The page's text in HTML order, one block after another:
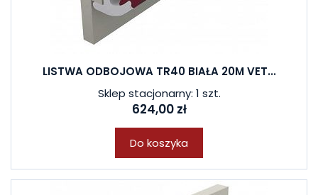
LISTWA ODBOJOWA TR40 BIAŁA 20M VET...
Sklep stacjonarny: 1 szt.
624,00 zł
Do koszyka